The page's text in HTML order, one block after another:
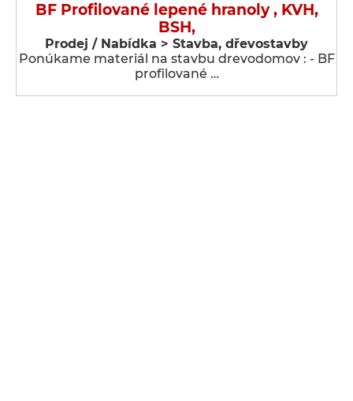
BF Profilované lepené hranoly , KVH,
BSH,
Prodej / Nabídka > Stavba, dřevostavby
Ponúkame materiál na stavbu drevodomov : - BF
profilované …